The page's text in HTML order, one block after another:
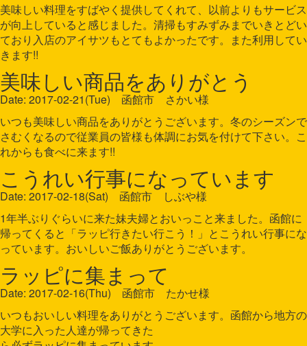
美味しい料理をすばやく提供してくれて、以前よりもサービス
が向上していると感じました。清掃もすみずみまでいきとどい
ており入店のアイサツもとてもよかったです。また利用してい
きます!!
美味しい商品をありがとう
Date: 2017-02-21(Tue) 函館市 さかい様
いつも美味しい商品をありがとうございます。冬のシーズンで
さむくなるので従業員の皆様も体調にお気を付けて下さい。こ
れからも食べに来ます!!
こうれい行事になっています
Date: 2017-02-18(Sat) 函館市 しぶや様
1年半ぶりぐらいに来た妹夫婦とおいっこと来ました。函館に
帰ってくると「ラッピ行きたい行こう！」とこうれい行事にな
っています。おいしいご飯ありがとうございます。
ラッピに集まって
Date: 2017-02-16(Thu) 函館市 たかせ様
いつもおいしい料理をありがとうございます。函館から地方の
大学に入った人達が帰ってきた